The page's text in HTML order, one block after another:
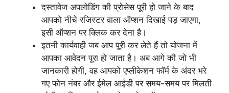
दस्तावेज अपलोडिंग की प्रोसेस पूरी हो जाने के बाद
आपको नीचे रजिस्टर वाला ऑप्शन दिखाई पड़ जाएगा,
इसी ऑप्शन पर क्लिक कर देना है।
इतनी कार्यवाही जब आप पूरी कर लेते हैं तो योजना में
आपका आवेदन पूरा हो जाता है। अब आगे की जो भी
जानकारी होगी, वह आपको एप्लीकेशन फॉर्म के अंदर भरे
गए फोन नंबर और ईमेल आईडी पर समय-समय पर मिलती